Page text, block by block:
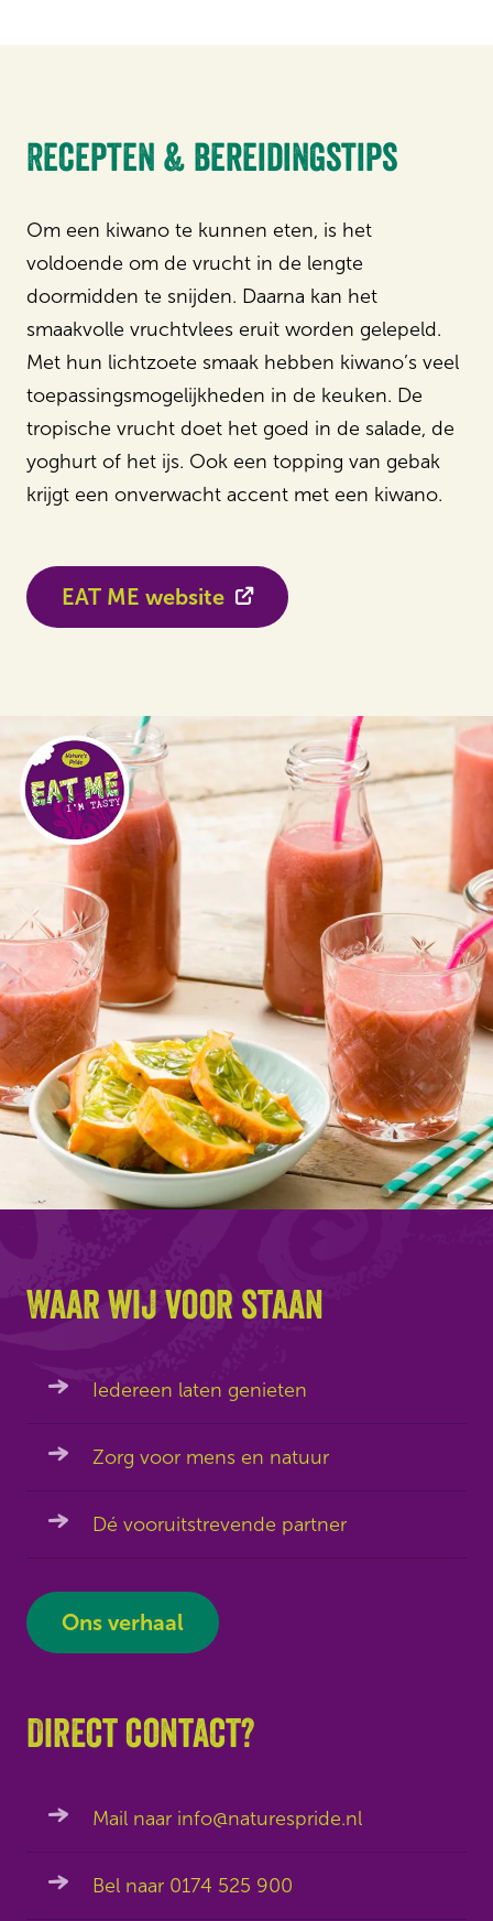
Recepten & bereidingstips
Om een kiwano te kunnen eten, is het
voldoende om de vrucht in de lengte
doormidden te snijden. Daarna kan het
smaakvolle vruchtvlees eruit worden gelepeld.
Met hun lichtzoete smaak hebben kiwano’s veel
toepassingsmogelijkheden in de keuken. De
tropische vrucht doet het goed in de salade, de
yoghurt of het ijs. Ook een topping van gebak
krijgt een onverwacht accent met een kiwano.
EAT ME website
Waar wij voor staan
Iedereen laten genieten
Zorg voor mens en natuur
Dé vooruitstrevende partner
Ons verhaal
Direct contact?
Mail naar info@naturespride.nl
Bel naar 0174 525 900